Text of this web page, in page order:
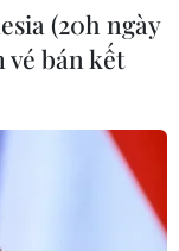
(20h ngày
vé bán kết